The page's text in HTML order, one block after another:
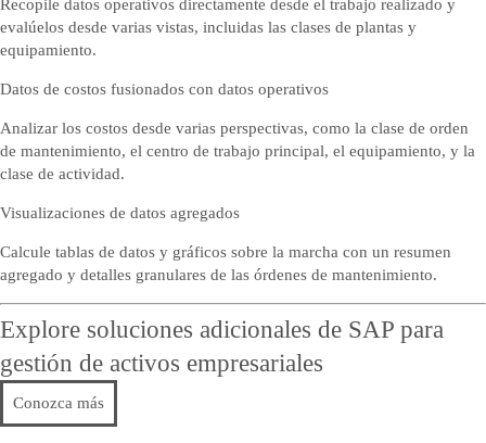
Recopile datos operativos directamente desde el trabajo realizado y
evalúelos desde varias vistas, incluidas las clases de plantas y
equipamiento.
Datos de costos fusionados con datos operativos
Analizar los costos desde varias perspectivas, como la clase de orden
de mantenimiento, el centro de trabajo principal, el equipamiento, y la
clase de actividad.
Visualizaciones de datos agregados
Calcule tablas de datos y gráficos sobre la marcha con un resumen
agregado y detalles granulares de las órdenes de mantenimiento.
Explore soluciones adicionales de SAP para
gestión de activos empresariales
Conozca más